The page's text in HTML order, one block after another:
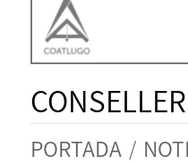
PORTADA